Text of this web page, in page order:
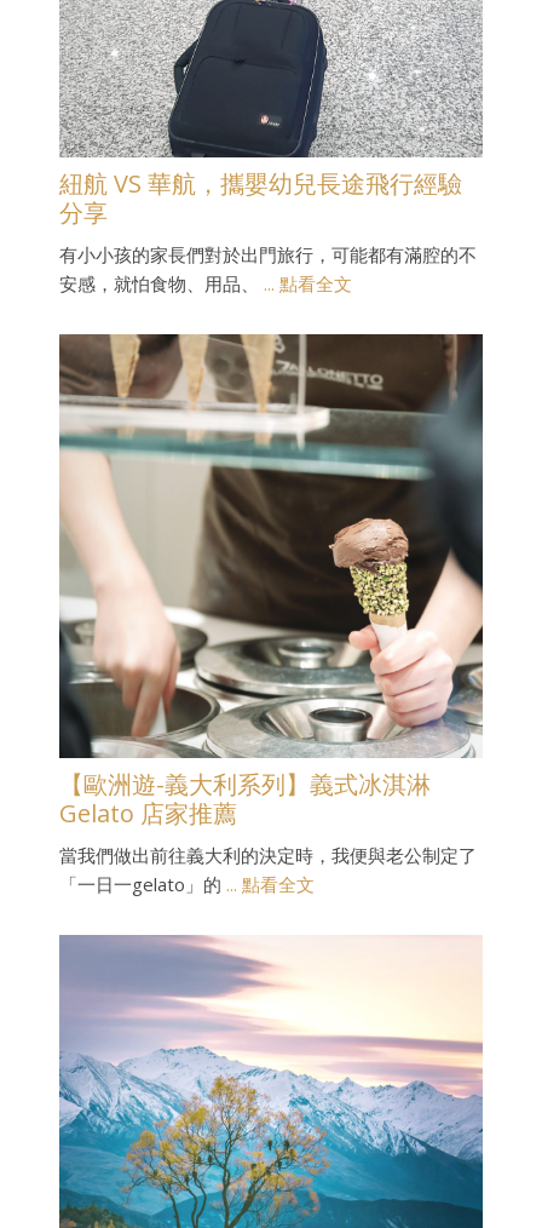
紐航 VS 華航，攜嬰幼兒長途飛行經驗
分享
有小小孩的家長們對於出門旅行，可能都有滿腔的不
安感，就怕食物、用品、 ... 點看全文
【歐洲遊-義大利系列】義式冰淇淋
Gelato 店家推薦
當我們做出前往義大利的決定時，我便與老公制定了
「一日一gelato」的 ... 點看全文